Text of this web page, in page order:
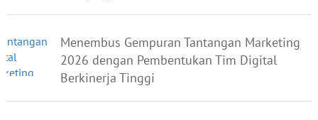
Menembus Gempuran Tantangan Marketing
2026 dengan Pembentukan Tim Digital
Berkinerja Tinggi